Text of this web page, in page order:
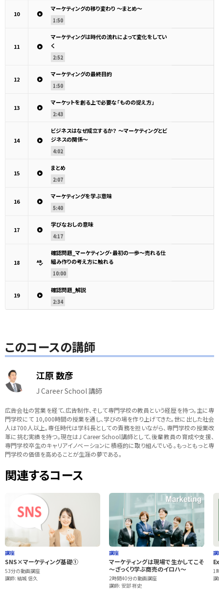
10
マーケティングの移り変わり ～まとめ～
1:50
11
マーケティングは時代の流れによって変化をしてい
く
2:52
12
マーケティングの最終目的
1:50
13
マーケットを創る上で必要な「ものの捉え方」
2:43
14
ビジネスはなぜ成立するか？ ～マーケティングとビ
ジネスの関係～
4:02
15
まとめ
2:07
16
マーケティングを学ぶ意味
5:40
17
学びなおしの意味
4:17
18
確認問題_マーケティング・最初の一歩～売れる仕
組み作りの考え方に触れる
10:00
19
確認問題_解説
2:34
このコースの講師
江原 数彦
J Career School 講師
広告会社の営業を経て、広告制作、そして専門学校の教員という経歴を持つ。主に専
門学校にて 10,000時間の授業を通し、学びの場を作り上げてきた。世に出した社会
人は700人以上。専任時代は学科長としての責務を担いながら、専門学校の授業改
革に挑む実績を持つ。現在はJ Career School講師として、後輩教員の育成や支援、
専門学校卒生のキャリアイノベーションに積極的に取り組んでいる。もっともっと専
門学校の価値を高めることが生涯の夢である。
関連するコース
講座
SNS×マーケティング基礎①
53分の動画講座
講師: 結城 信久
講座
マーケティングは現場で生かしてこそ
～ざっくり学ぶ商売のイロハ～
2時間40分の動画講座
講師: 安部 祥史
1